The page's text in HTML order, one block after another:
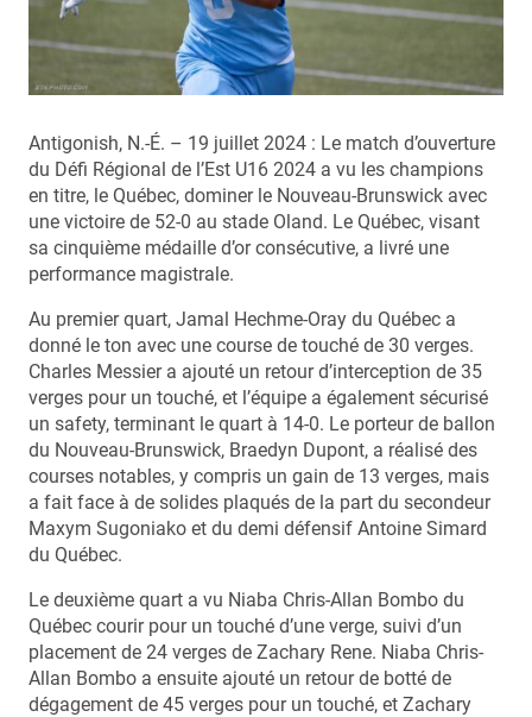
Antigonish, N.-É. – 19 juillet 2024 : Le match d’ouverture
du Défi Régional de l’Est U16 2024 a vu les champions
en titre, le Québec, dominer le Nouveau-Brunswick avec
une victoire de 52-0 au stade Oland. Le Québec, visant
sa cinquième médaille d’or consécutive, a livré une
performance magistrale.
Au premier quart, Jamal Hechme-Oray du Québec a
donné le ton avec une course de touché de 30 verges.
Charles Messier a ajouté un retour d’interception de 35
verges pour un touché, et l’équipe a également sécurisé
un safety, terminant le quart à 14-0. Le porteur de ballon
du Nouveau-Brunswick, Braedyn Dupont, a réalisé des
courses notables, y compris un gain de 13 verges, mais
a fait face à de solides plaqués de la part du secondeur
Maxym Sugoniako et du demi défensif Antoine Simard
du Québec.
Le deuxième quart a vu Niaba Chris-Allan Bombo du
Québec courir pour un touché d’une verge, suivi d’un
placement de 24 verges de Zachary Rene. Niaba Chris-
Allan Bombo a ensuite ajouté un retour de botté de
dégagement de 45 verges pour un touché, et Zachary